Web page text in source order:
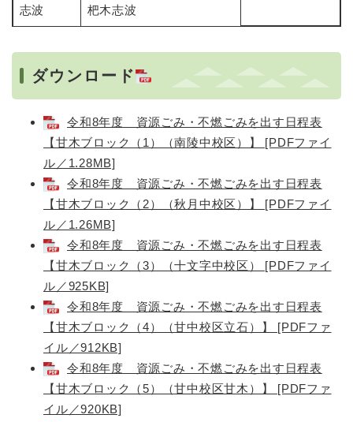
志波 杷木志波
ダウンロード
令和8年度 資源ごみ・不燃ごみを出す日程表
【甘木ブロック（1）（南陵中校区）】 [PDFファイ
ル／1.28MB]
令和8年度 資源ごみ・不燃ごみを出す日程表
【甘木ブロック（2）（秋月中校区）】 [PDFファイ
ル／1.26MB]
令和8年度 資源ごみ・不燃ごみを出す日程表
【甘木ブロック（3）（十文字中校区） [PDFファイ
ル／925KB]
令和8年度 資源ごみ・不燃ごみを出す日程表
【甘木ブロック（4）（甘中校区立石）】 [PDFファ
イル／912KB]
令和8年度 資源ごみ・不燃ごみを出す日程表
【甘木ブロック（5）（甘中校区甘木）】 [PDFファ
イル／920KB]